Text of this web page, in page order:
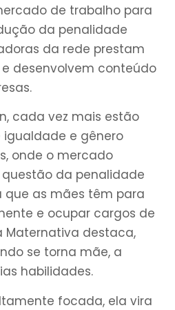
de trabalho para
da penalidade
da rede prestam
desenvolvem conteúdo
cada vez mais estão
e gênero
onde o mercado
da penalidade
que as mães têm para
e ocupar cargos de
Maternativa destaca,
se torna mãe, a
habilidades.
focada, ela vira